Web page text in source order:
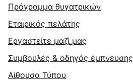
Πρόγραμμα θυγατρικών
Εταιρικός πελάτης
Εργαστείτε μαζί μας
Συμβουλές & οδηγός έμπνευσης
Αίθουσα Τύπου